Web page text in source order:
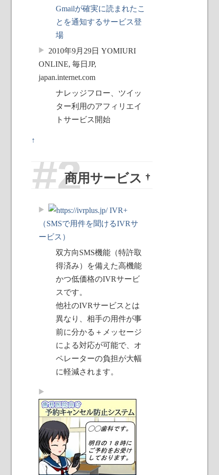
Gmailが確実に読まれたこ
とを通知するサービス登
場
2010年9月29日 YOMIURI
ONLINE, 毎日JP,
japan.internet.com
ナレッジフロー、ツイッ
ター利用のアフィリエイ
トサービス開始
↑
商用サービス †
IVR+
（SMSで用件を聞けるIVRサ
ービス）
双方向SMS機能（特許取
得済み）を備えた高機能
かつ低価格のIVRサービ
スです。
他社のIVRサービスとは
異なり、相手の用件が事
前に分かる＋メッセージ
による対応が可能で、オ
ペレーターの負担が大幅
に軽減されます。